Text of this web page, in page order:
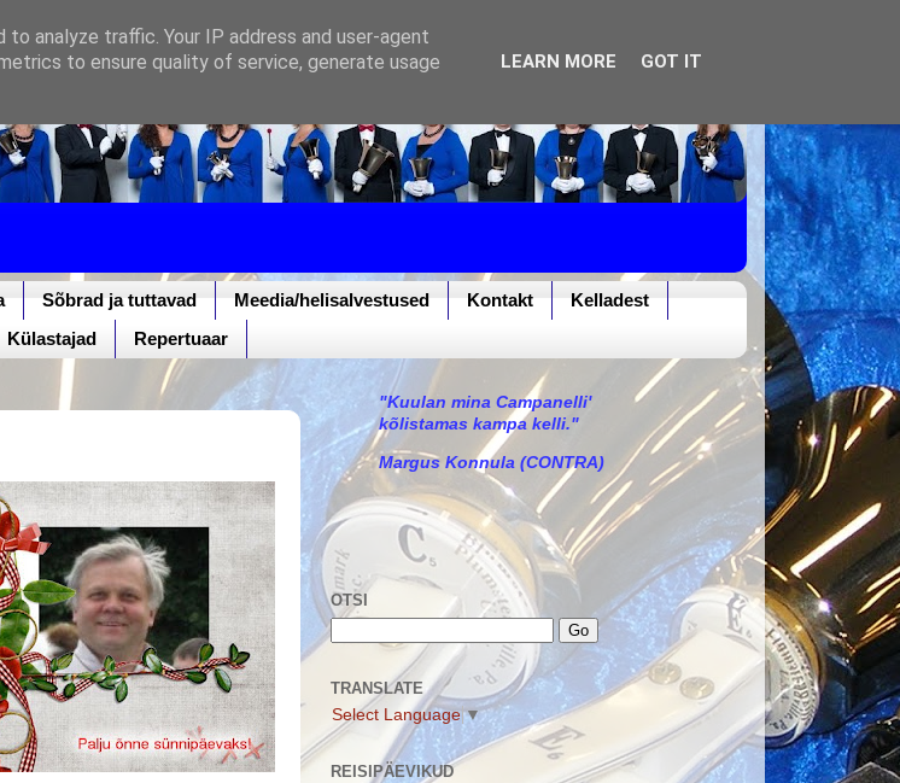
Sõbrad ja tuttavad Meedia/helisalvestused Kontakt
Kelladest
Külastajad Repertuaar
"Kuulan mina Campanelli'
kõlistamas kampa kelli."
Margus Konnula (CONTRA)
OTSI
TRANSLATE
Select Language ▼
REISIPÄEVIKUD
analyze traffic. Your IP address and user-agent
to ensure quality of service, generate usage
LEARN MORE GOT IT